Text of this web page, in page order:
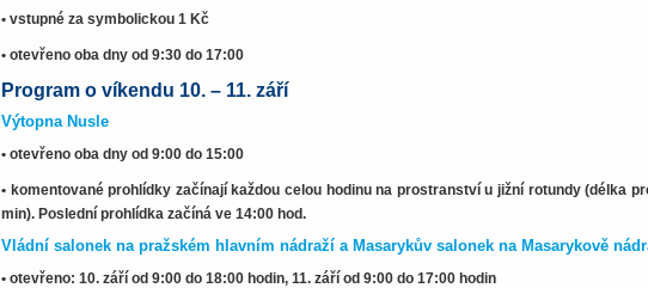
• vstupné za symbolickou 1 Kč
• otevřeno oba dny od 9:30 do 17:00
Program o víkendu 10. – 11. září
Výtopna Nusle
• otevřeno oba dny od 9:00 do 15:00
• komentované prohlídky začínají každou celou hodinu na prostranství u jižní rotundy (délka
min). Poslední prohlídka začíná ve 14:00 hod.
Vládní salonek na pražském hlavním nádraží a Masarykův salonek na Masarykově
• otevřeno: 10. září od 9:00 do 18:00 hodin, 11. září od 9:00 do 17:00 hodin